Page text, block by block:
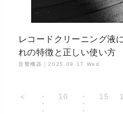
レコードクリーニング液
れの特徴と正しい使い方
音響機器｜2025.09.17 Wed
＜
・
・
・
10
・
・
・
15